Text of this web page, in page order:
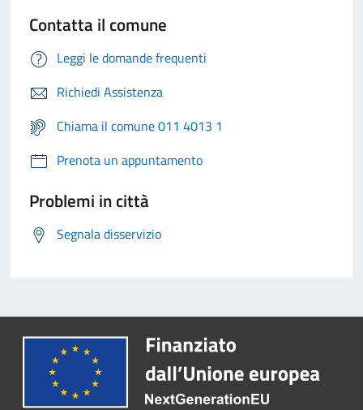
Contatta il comune
Leggi le domande frequenti
Richiedi Assistenza
Chiama il comune 011 4013 1
Prenota un appuntamento
Problemi in città
Segnala disservizio